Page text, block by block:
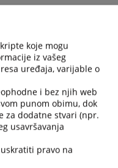
koje mogu
iz vašeg
uređaja, varijable o
i bez njih web
punom obimu, dok
za dodatne stvari (npr.
usavršavanja
pravo na